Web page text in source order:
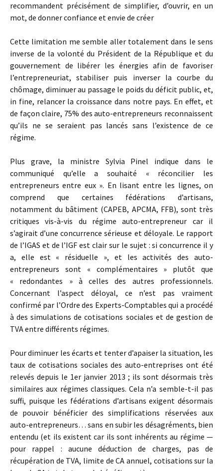
recommandent précisément de simplifier, d’ouvrir, en un
mot, de donner confiance et envie de créer
Cette limitation me semble aller totalement dans le sens
inverse de la volonté du Président de la République et du
gouvernement de libérer les énergies afin de favoriser
l’entrepreneuriat, stabiliser puis inverser la courbe du
chômage, diminuer au passage le poids du déficit public, et,
in fine, relancer la croissance dans notre pays. En effet, et
de façon claire, 75% des auto-entrepreneurs reconnaissent
qu’ils ne se seraient pas lancés sans l’existence de ce
régime.
Plus grave, la ministre Sylvia Pinel indique dans le
communiqué qu’elle a souhaité « réconcilier les
entrepreneurs entre eux ». En lisant entre les lignes, on
comprend que certaines fédérations d’artisans,
notamment du bâtiment (CAPEB, APCMA, FFB), sont très
critiques vis-à-vis du régime auto-entrepreneur car il
s’agirait d’une concurrence sérieuse et déloyale. Le rapport
de l’IGAS et de l’IGF est clair sur le sujet : si concurrence il y
a, elle est « résiduelle », et les activités des auto-
entrepreneurs sont « complémentaires » plutôt que
« redondantes » à celles des autres professionnels.
Concernant l’aspect déloyal, ce n’est pas vraiment
confirmé par l’Ordre des Experts-Comptables qui a procédé
à des simulations de cotisations sociales et de gestion de
TVA entre différents régimes.
Pour diminuer les écarts et tenter d’apaiser la situation, les
taux de cotisations sociales des auto-entreprises ont été
relevés depuis le 1er janvier 2013 ; ils sont désormais très
similaires aux régimes classiques. Cela n’a semble-t-il pas
suffi, puisque les fédérations d’artisans exigent désormais
de pouvoir bénéficier des simplifications réservées aux
auto-entrepreneurs… sans en subir les désagréments, bien
entendu (et ils existent car ils sont inhérents au régime —
pour rappel : aucune déduction de charges, pas de
récupération de TVA, limite de CA annuel, cotisations sur la